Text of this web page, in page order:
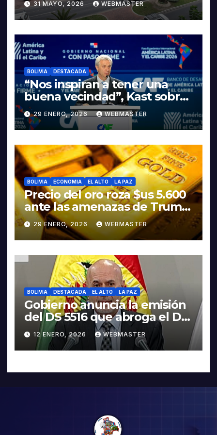
LA ELECTROMOVILIDAD Y LA
INDUSTRIALIZACIÓN DEL
LITIO
31 MAYO, 2026 WEBMASTER
BOLIVIA DESTACADA
“Nos inspiran a tener una
buena vecindad”, Kast sobre
discurso del presidente
Rodrigo Paz
29 ENERO, 2026 WEBMASTER
BOLIVIA ECONOMIA EL ALTO LA PAZ
Precio del oro roza $us 5.600
ante las amenazas de Trump
contra Irán
29 ENERO, 2026 WEBMASTER
BOLIVIA DESTACADA EL ALTO LA PAZ
Gobierno anuncia la emisión
del DS 5516 que abroga el DS
5503
12 ENERO, 2026 WEBMASTER